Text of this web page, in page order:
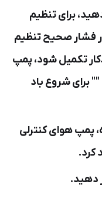
برای تنظیم
فشار صحیح تنظیم
تکمیل شود، پمپ
برای شروع باد
پمپ هوای کنترلی
کرد.